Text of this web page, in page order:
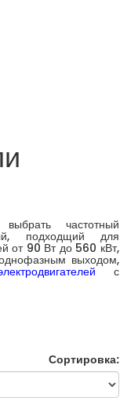
частотный
подходщий для
от 90 Вт до 560 кВт,
выходом,
с
Сортировка: